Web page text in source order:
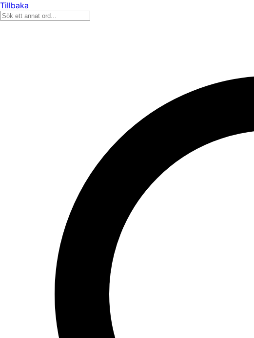
Tillbaka